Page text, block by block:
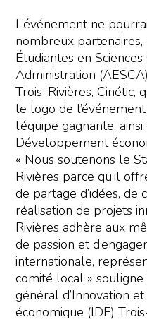
L’événement ne
nombreux partenaires,
Étudiantes en
Administration
Trois-Rivières, Cinétic,
le logo de
l’équipe gagnante,
Développement
« Nous soutenons le
Rivières parce qu’il
de partage d’idées,
réalisation de projets
Rivières adhère aux
de passion et
internationale,
comité local »
général d’Innovation
économique (IDE)